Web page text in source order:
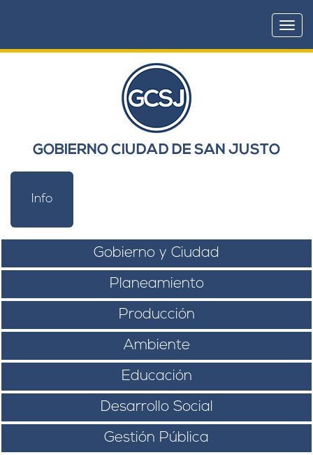
GOBIERNO CIUDAD DE SAN JUSTO
Info
Gobierno y Ciudad
Planeamiento
Producción
Ambiente
Educación
Desarrollo Social
Gestión Pública